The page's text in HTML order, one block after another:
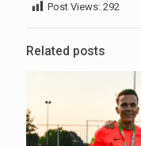
Post Views: 292
Related posts